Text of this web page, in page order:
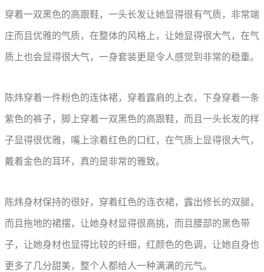
穿着一双黑色的高跟鞋，一头长发让她显得很有气质，非常端
庄而且优雅的气质，在整体的风格上，让她显得很大气，在气
质上也会显得很大气，一身套装更是令人感觉到非常的稳重。
陈炜穿着一件粉色的连体裙，穿着露肩的上衣，下身穿着一条
紫色的裤子，脚上穿着一双黑色的高跟鞋，而且一头长发的样
子显得很优雅，嘴上涂着红色的口红，在气质上显得很大气，
戴着金色的耳环，真的是非常的雅致。
陈炜身材保持的很好，穿着红色的连衣裙，露出修长的双腿，
而且拖地的裙摆，让她身材显得很高挑，而且腰部的黑色带
子，让她身材也显得比较的纤细，红颜色的色调，让她自身也
更多了几分甜美，整个人都给人一种满满的元气。